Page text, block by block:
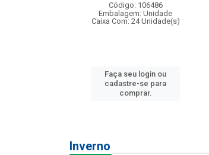
Código: 106486
Embalagem: Unidade
Caixa Com: 24 Unidade(s)
Faça seu login ou
cadastre-se para
comprar.
Inverno